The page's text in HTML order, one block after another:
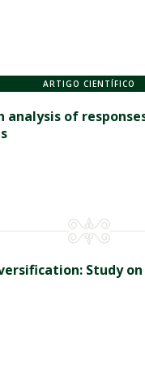
ARTIGO CIENTÍFICO
of
Study